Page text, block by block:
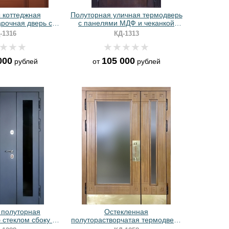
дверь с
ковкой,
МДФ
1316
рублей
Полуторная уличная термодверь
с панелями МДФ и чеканкой
«голова льва»
КД-1313
от 105 000рублей
сбоку и
Остекленная
полуторастворчатая термодверь